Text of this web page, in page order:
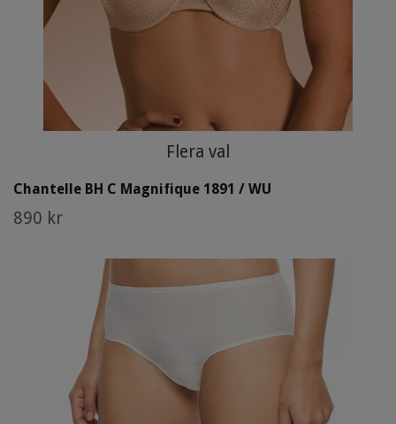
Flera val
Chantelle BH C Magnifique 1891 / WU
890 kr